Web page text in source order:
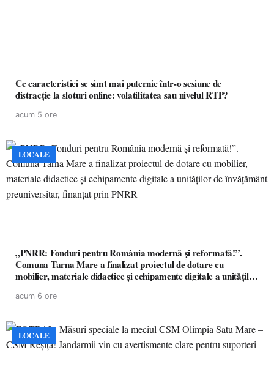
Ce caracteristici se simt mai puternic într-o sesiune de
distracție la sloturi online: volatilitatea sau nivelul RTP?
acum 5 ore
LOCALE
„PNRR: Fonduri pentru România modernă și reformată!”.
Comuna Tarna Mare a finalizat proiectul de dotare cu
mobilier, materiale didactice și echipamente digitale a unităților
acum 6 ore
LOCALE